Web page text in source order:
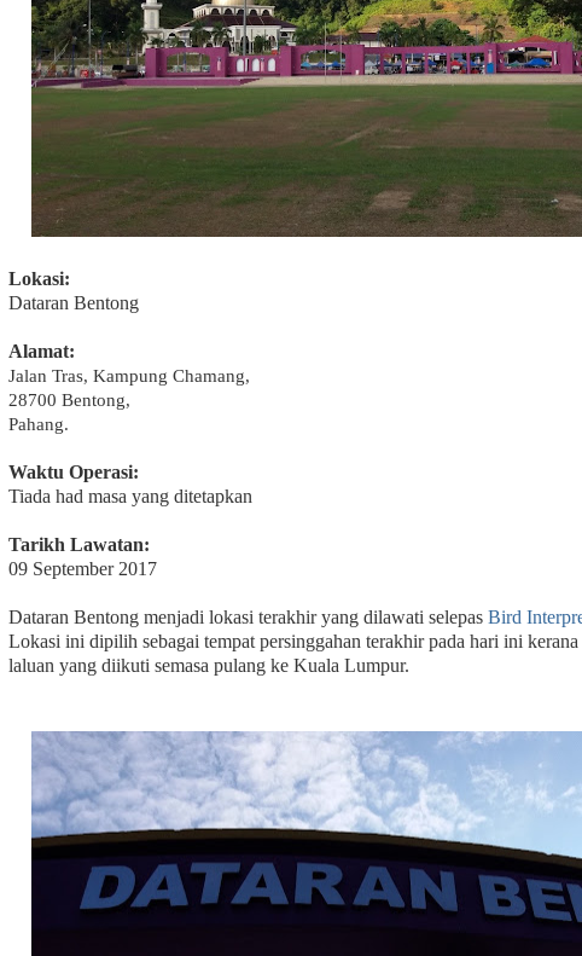
Lokasi:
Dataran Bentong
Alamat:
Jalan Tras, Kampung Chamang,
28700 Bentong,
Pahang.
Waktu Operasi:
Tiada had masa yang ditetapkan
Tarikh Lawatan:
09 September 2017
Dataran Bentong menjadi lokasi terakhir yang dilawati selepas Bird
Lokasi ini dipilih sebagai tempat persinggahan terakhir pada hari ini
laluan yang diikuti semasa pulang ke Kuala Lumpur.